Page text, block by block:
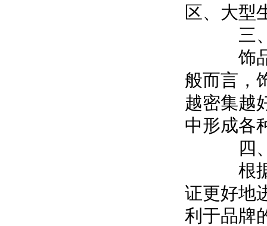
区、大型
三、
饰品
般而言，
越密集越
中形成各
四、
根据
证更好地
利于品牌